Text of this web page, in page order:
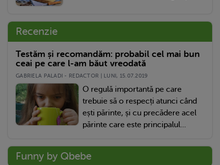
Recenzie
Testăm și recomandăm: probabil cel mai bun
ceai pe care l-am băut vreodată
GABRIELA PALADI - REDACTOR | LUNI, 15.07.2019
O regulă importantă pe care
trebuie să o respecți atunci când
ești părinte, și cu precădere acel
părinte care este principalul...
Funny by Qbebe